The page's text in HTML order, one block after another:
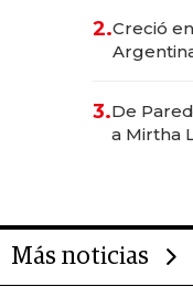
2.Creció
las
3.De
a Mirtha
Más noticias